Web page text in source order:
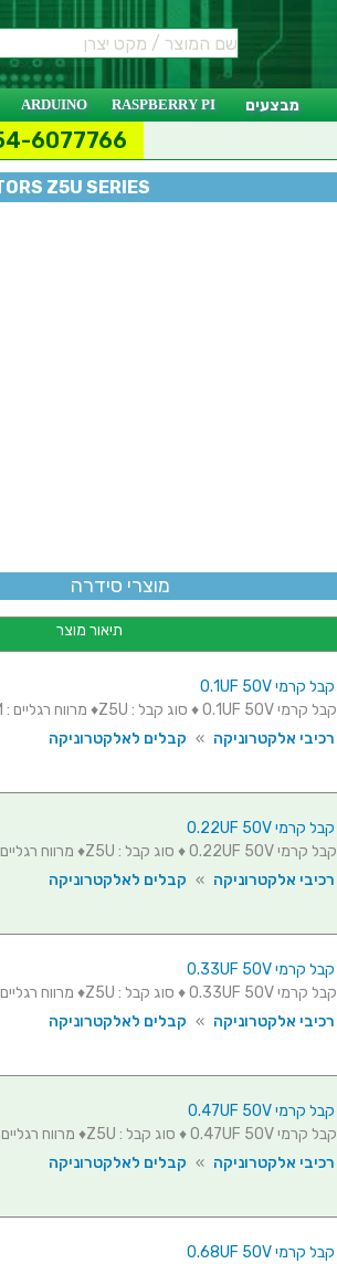
מבצעים RASPBERRY PI
ARDUINO
6077766
Z5U SERIES
מוצרי סידרה
תיאור מוצר
קבל קרמי 0.1UF 50V
קבל קרמי 0.1UF 50V ♦ סוג קבל : Z5U♦ מרווח רגליים : 2.54MM...
רכיבי אלקטרוניקה » קבלים לאלקטרוניקה
קבל קרמי 0.22UF 50V
קבל קרמי 0.22UF 50V ♦ סוג קבל : Z5U♦ מרווח רגליים : 2.54MM...
רכיבי אלקטרוניקה » קבלים לאלקטרוניקה
קבל קרמי 0.33UF 50V
קבל קרמי 0.33UF 50V ♦ סוג קבל : Z5U♦ מרווח רגליים : 2.54MM...
רכיבי אלקטרוניקה » קבלים לאלקטרוניקה
קבל קרמי 0.47UF 50V
קבל קרמי 0.47UF 50V ♦ סוג קבל : Z5U♦ מרווח רגליים : 2.54MM...
רכיבי אלקטרוניקה » קבלים לאלקטרוניקה
קבל קרמי 0.68UF 50V